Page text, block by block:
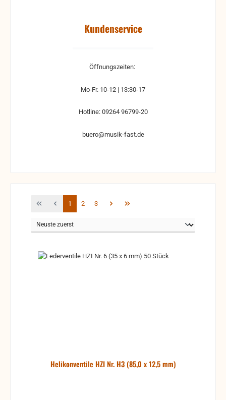
Kundenservice
Öffnungszeiten:
Mo-Fr. 10-12 | 13:30-17
Hotline: 09264 96799-20
buero@musik-fast.de
Seite
1 Seite
2 Seite
3
Helikonventile HZI Nr. H3 (85,0 x 12,5 mm)